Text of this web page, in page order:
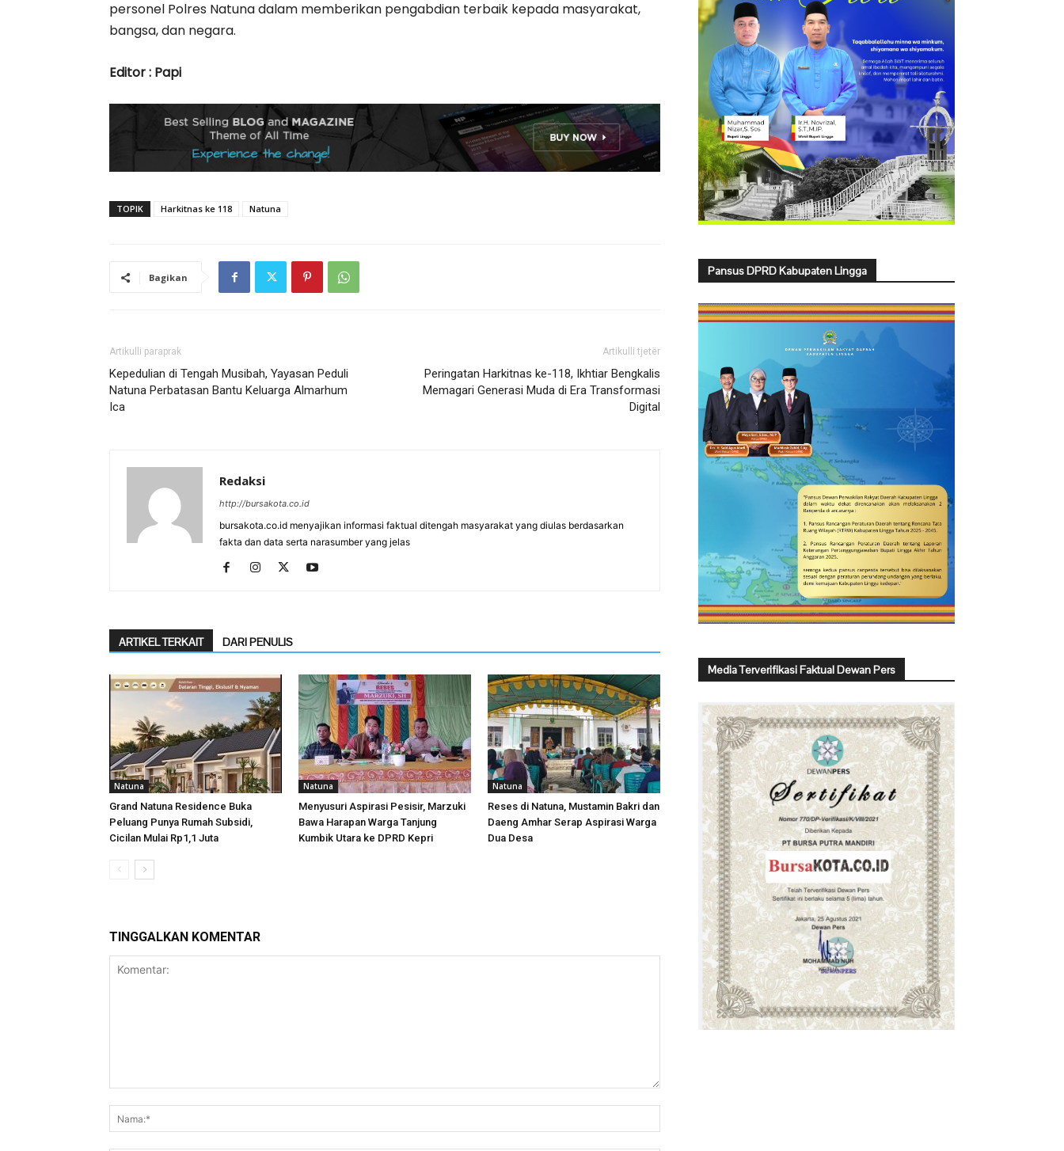
personel Polres Natuna dalam memberikan pengabdian terbaik kepada masyarakat,
bangsa, dan negara.
Editor : Papi
TOPIK Harkitnas ke 118 Natuna
Bagikan
Artikulli paraprak
Kepedulian di Tengah Musibah, Yayasan Peduli
Natuna Perbatasan Bantu Keluarga Almarhum
Ica
Artikulli tjetër
Peringatan Harkitnas ke-118, Ikhtiar Bengkalis
Memagari Generasi Muda di Era Transformasi
Digital
Redaksi
http://bursakota.co.id
bursakota.co.id menyajikan informasi faktual ditengah masyarakat yang diulas berdasarkan
fakta dan data serta narasumber yang jelas
ARTIKEL TERKAIT DARI PENULIS
Natuna
Grand Natuna Residence Buka
Peluang Punya Rumah Subsidi,
Cicilan Mulai Rp1,1 Juta
Natuna
Menyusuri Aspirasi Pesisir, Marzuki
Bawa Harapan Warga Tanjung
Kumbik Utara ke DPRD Kepri
Natuna
Reses di Natuna, Mustamin Bakri dan
Daeng Amhar Serap Aspirasi Warga
Dua Desa
TINGGALKAN KOMENTAR
Pansus DPRD Kabupaten Lingga
Media Terverifikasi Faktual Dewan Pers